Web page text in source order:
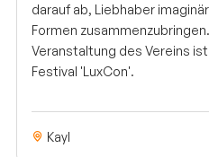
darauf ab, Liebhaber
Formen
Veranstaltung des Vereins
Festival 'LuxCon'.
Kayl